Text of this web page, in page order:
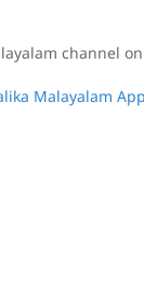
channel on
Malayalam App